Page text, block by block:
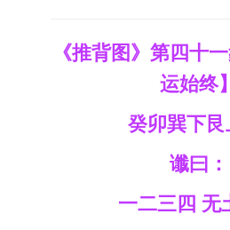
《推背图》第四十
运始终】
癸卯巽下
谶曰：
一二三四 无